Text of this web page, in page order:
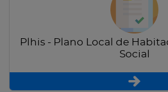
Plhis - Plano Local de
Social